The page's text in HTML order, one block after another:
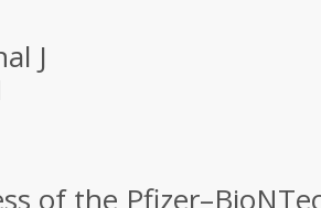
J
of the